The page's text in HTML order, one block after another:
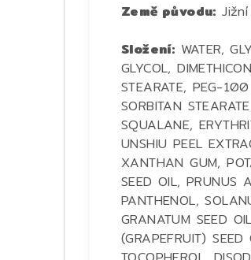
Země původu:
Složení: WATER,
GLYCOL,
STEARATE, PEG-
SORBITAN
SQUALANE,
UNSHIU PEEL
XANTHAN GUM,
SEED OIL, PRUNUS
PANTHENOL,
GRANATUM SEED
(GRAPEFRUIT)